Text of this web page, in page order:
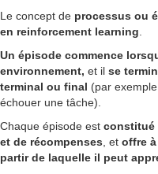
Le concept de processus ou
en reinforcement learning
Un épisode commence
environnement, et il se
terminal ou final (par
échouer une tâche).
Chaque épisode est constitué
et de récompenses , et offre
partir de laquelle il peut